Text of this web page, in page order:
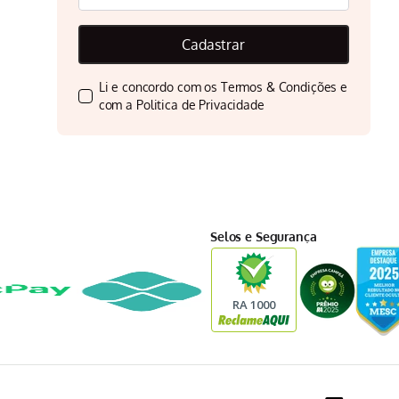
Cadastrar
Li e concordo com os Termos & Condições e
com a Politica de Privacidade
Selos e Segurança